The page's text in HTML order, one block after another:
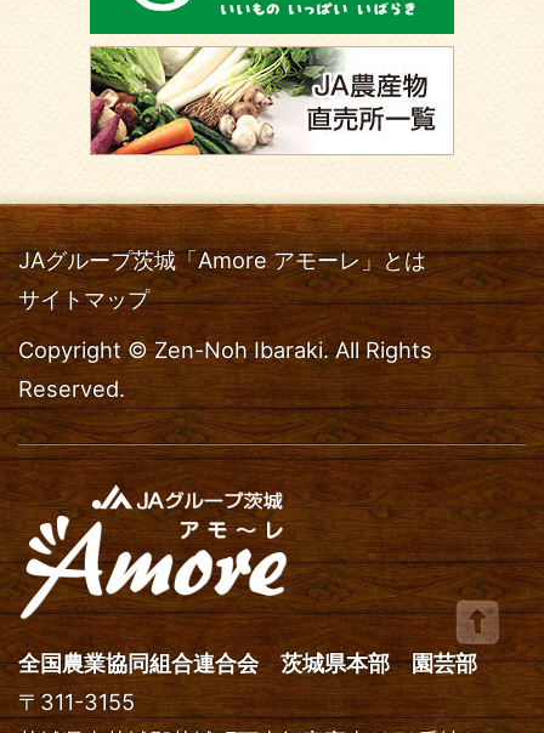
JAグループ茨城「Amore アモーレ」とは
サイトマップ
Copyright © Zen-Noh Ibaraki. All Rights
Reserved.
全国農業協同組合連合会 茨城県本部 園芸部
〒311-3155